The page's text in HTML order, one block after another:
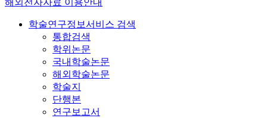
해외전자자료 이용안내
학술연구정보서비스 검색
통합검색
학위논문
국내학술논문
해외학술논문
학술지
단행본
연구보고서